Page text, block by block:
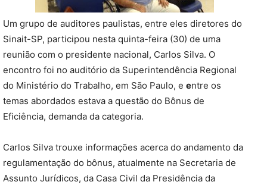
Um grupo de auditores paulistas, entre eles diretores do
Sinait-SP, participou nesta quinta-feira (30) de uma
reunião com o presidente nacional, Carlos Silva. O
encontro foi no auditório da Superintendência Regional
do Ministério do Trabalho, em São Paulo, e entre os
temas abordados estava a questão do Bônus de
Eficiência, demanda da categoria.
Carlos Silva trouxe informações acerca do andamento da
regulamentação do bônus, atualmente na Secretaria de
Assunto Jurídicos, da Casa Civil da Presidência da